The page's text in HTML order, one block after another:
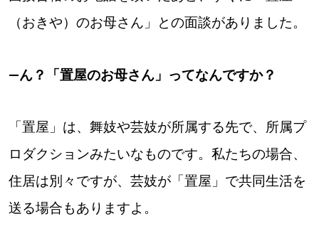
（おきや）のお母さん」との面談がありました。
―ん？「置屋のお母さん」ってなんですか？
「置屋」は、舞妓や芸妓が所属する先で、所属プ
ロダクションみたいなものです。私たちの場合、
住居は別々ですが、芸妓が「置屋」で共同生活を
送る場合もありますよ。